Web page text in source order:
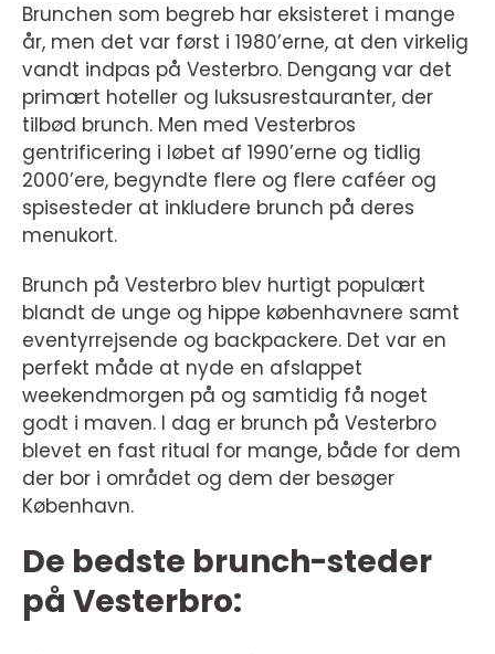
Brunchen som begreb har eksisteret i mange
år, men det var først i 1980’erne, at den virkelig
vandt indpas på Vesterbro. Dengang var det
primært hoteller og luksusrestauranter, der
tilbød brunch. Men med Vesterbros
gentrificering i løbet af 1990’erne og tidlig
2000’ere, begyndte flere og flere caféer og
spisesteder at inkludere brunch på deres
menukort.
Brunch på Vesterbro blev hurtigt populært
blandt de unge og hippe københavnere samt
eventyrrejsende og backpackere. Det var en
perfekt måde at nyde en afslappet
weekendmorgen på og samtidig få noget
godt i maven. I dag er brunch på Vesterbro
blevet en fast ritual for mange, både for dem
der bor i området og dem der besøger
København.
De bedste brunch-steder
på Vesterbro: